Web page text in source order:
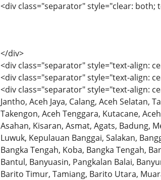
<div class="separator" style="clear: both;
</div>
<div class="separator" style="text-align:
<div class="separator" style="text-align:
<div class="separator" style="text-align:
Jantho, Aceh Jaya, Calang, Aceh Selatan,
Takengon, Aceh Tenggara, Kutacane,
Asahan, Kisaran, Asmat, Agats, Badung,
Luwuk, Kepulauan Banggai, Salakan,
Bangka Tengah, Koba, Bangka Tengah,
Bantul, Banyuasin, Pangkalan Balai,
Barito Timur, Tamiang, Barito Utara,